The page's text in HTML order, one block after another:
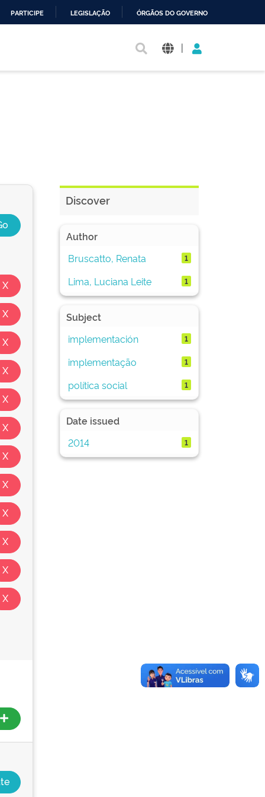
PARTICIPE LEGISLAÇÃO ÓRGÃOS DO GOVERNO
|
Discover
Author
Bruscatto, Renata
1
Lima, Luciana Leite 1
Subject
implementación
1
implementação 1
política social 1
Date issued
2014
1